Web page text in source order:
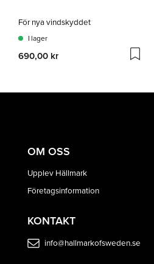
För nya vindskyddet
I lager
690,00 kr
OM OSS
Upplev Hällmark
Företagsinformation
KONTAKT
info@hallmarkofsweden.se